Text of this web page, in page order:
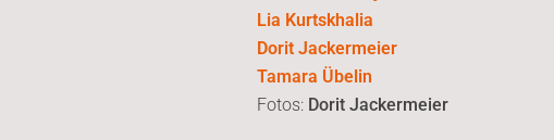
Lia Kurtskhalia
Dorit Jackermeier
Tamara Übelin
Fotos: Dorit Jackermeier